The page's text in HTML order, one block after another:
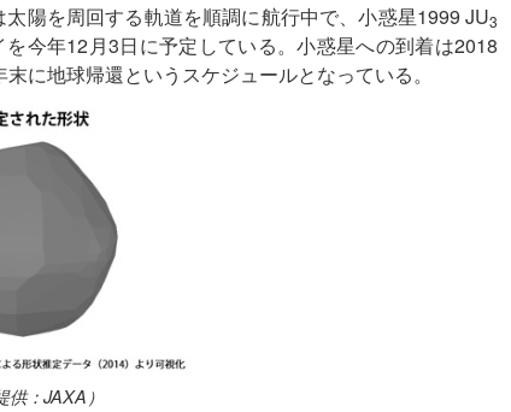
陽を周回する軌道を順調に航行中で、小惑星1999 JU3
今年12月3日に予定している。小惑星への到着は2018
に地球帰還というスケジュールとなっている。
：JAXA）